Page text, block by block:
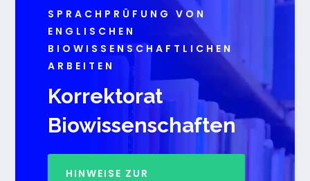
SPRACHPRÜFUNG VON
ENGLISCHEN
BIOWISSENSCHAFTLICHEN
ARBEITEN
Korrektorat
Biowissenschaften
HINWEISE ZUR